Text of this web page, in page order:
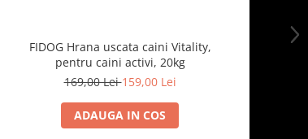
FIDOG Hrana uscata caini Vitality,
pentru caini activi, 20kg
169,00 Lei159,00 Lei
ADAUGA IN COS